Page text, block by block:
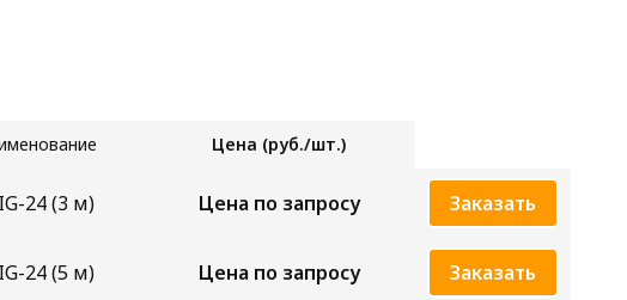
вание Цена (руб./шт.)
24 (3 м) Цена по запросу Заказать
24 (5 м) Цена по запросу Заказать